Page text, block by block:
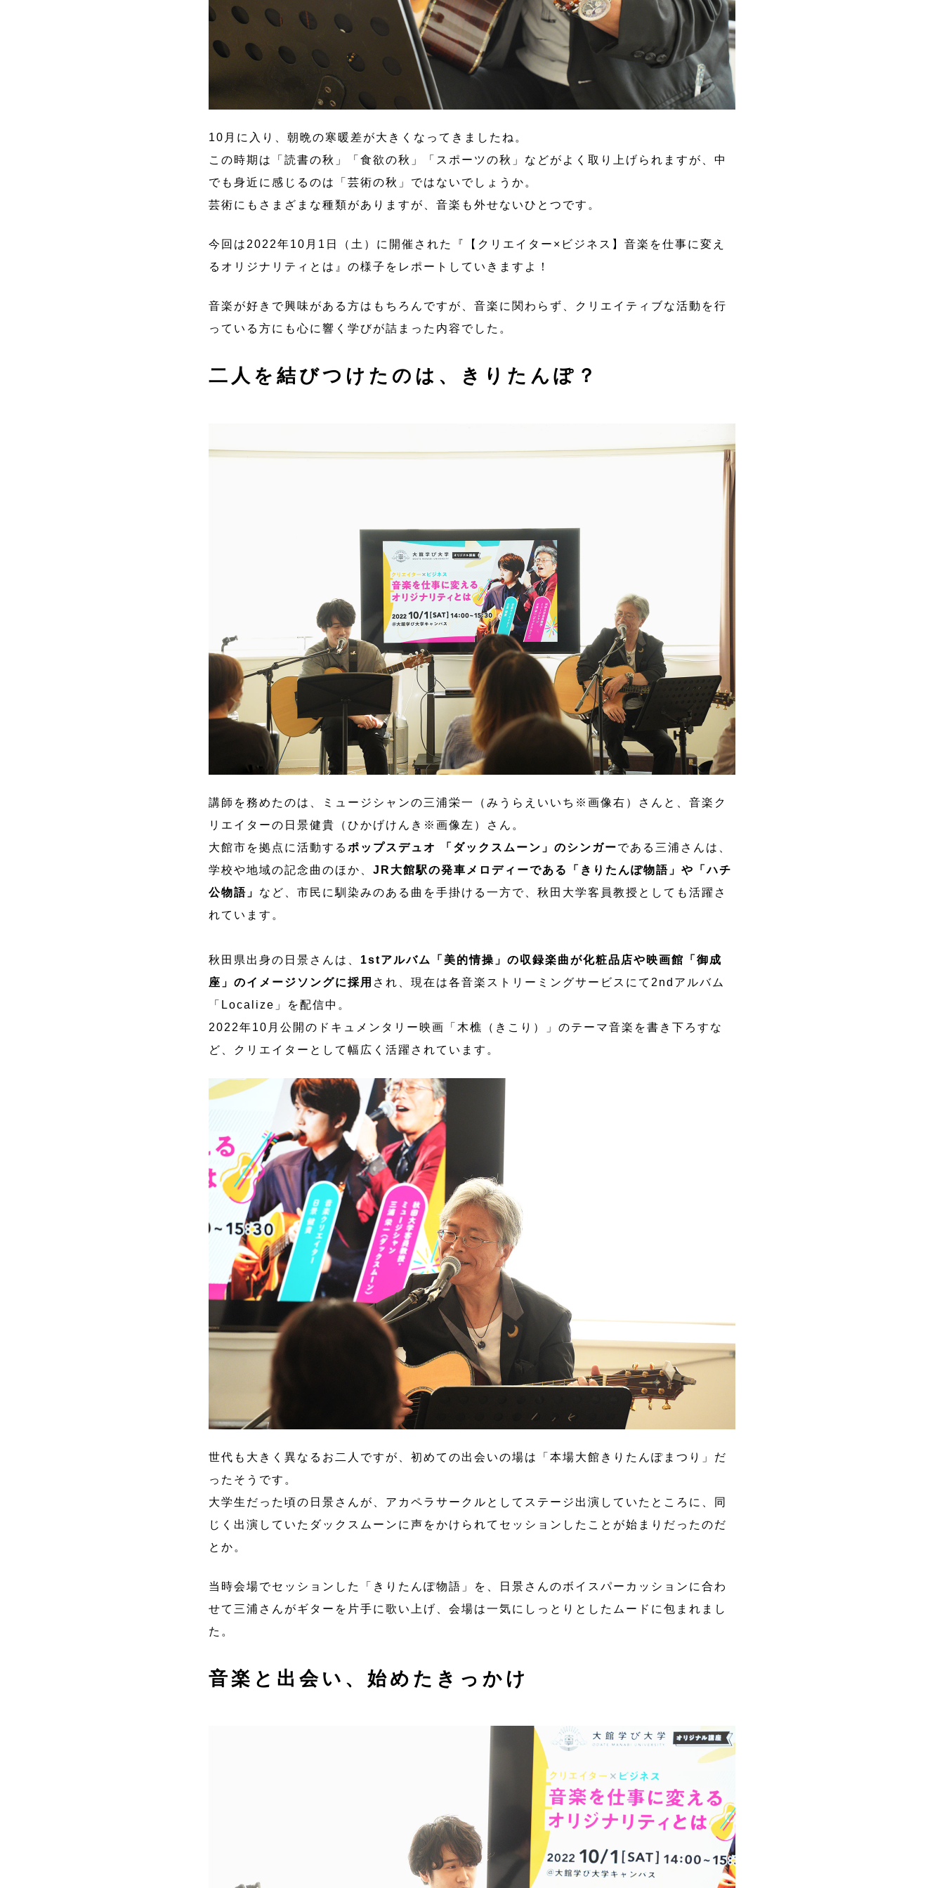
10月に入り、朝晩の寒暖差が大きくなってきましたね。
この時期は「読書の秋」「食欲の秋」「スポーツの秋」などがよく取り上げられますが、中
でも身近に感じるのは「芸術の秋」ではないでしょうか。
芸術にもさまざまな種類がありますが、音楽も外せないひとつです。
今回は2022年10月1日（土）に開催された『【クリエイター×ビジネス】音楽を仕事に変え
るオリジナリティとは』の様子をレポートしていきますよ！
音楽が好きで興味がある方はもちろんですが、音楽に関わらず、クリエイティブな活動を行
っている方にも心に響く学びが詰まった内容でした。
二人を結びつけたのは、きりたんぽ？
講師を務めたのは、ミュージシャンの三浦栄一（みうらえいいち※画像右）さんと、音楽ク
リエイターの日景健貴（ひかげけんき※画像左）さん。
大館市を拠点に活動する ポップスデュオ 「ダックスムーン」のシンガーである三浦さんは、
学校や地域の記念曲のほか、 JR大館駅の発車メロディーである「きりたんぽ物語」や「ハチ
公物語」 など、市民に馴染みのある曲を手掛ける一方で、秋田大学客員教授としても活躍さ
れています。
秋田県出身の日景さんは、 1stアルバム「美的情操」の収録楽曲が化粧品店や映画館「御成
座」のイメージソングに採用 され、現在は各音楽ストリーミングサービスにて2ndアルバム
「Localize」を配信中。
2022年10月公開のドキュメンタリー映画「木樵（きこり）」のテーマ音楽を書き下ろすな
ど、クリエイターとして幅広く活躍されています。
世代も大きく異なるお二人ですが、初めての出会いの場は「本場大館きりたんぽまつり」だ
ったそうです。
大学生だった頃の日景さんが、アカペラサークルとしてステージ出演していたところに、同
じく出演していたダックスムーンに声をかけられてセッションしたことが始まりだったのだ
とか。
当時会場でセッションした「きりたんぽ物語」を、日景さんのボイスパーカッションに合わ
せて三浦さんがギターを片手に歌い上げ、会場は一気にしっとりとしたムードに包まれまし
た。
音楽と出会い、始めたきっかけ